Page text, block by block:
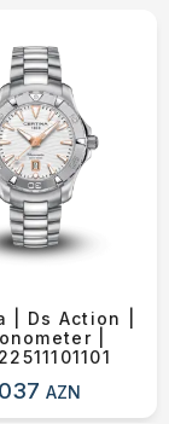
| Ds Action |
|
AZN